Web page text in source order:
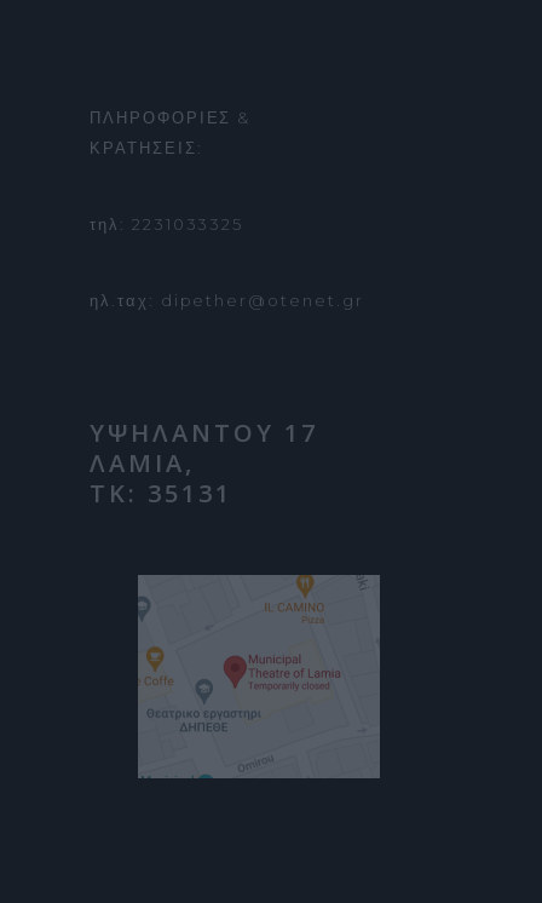
ΠΛΗΡΟΦΟΡΙΕΣ &
ΚΡΑΤΗΣΕΙΣ:
τηλ: 2231033325
ηλ.ταχ: dipether@otenet.gr
ΥΨΗΛΑΝΤΟΥ 17
ΛΑΜΙΑ,
ΤΚ: 35131